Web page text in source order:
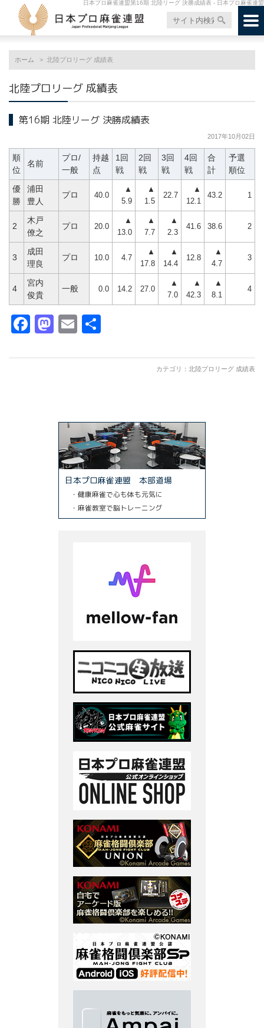
日本プロ麻雀連盟第16期 北陸リーグ 決勝成績表 - 日本プロ麻雀連盟
ホーム 北陸プロリーグ 成績表
北陸プロリーグ 成績表
第16期 北陸リーグ 決勝成績表
2017年10月02日
順
位
名前
プロ/
一般
持越
点
1回
戦
2回
戦
3回
戦
4回
戦
合
計
予選
順位
優
勝
浦田
豊人
プロ 40.0
▲
5.9
▲
1.5
22.7
▲
12.1
43.2 1
2
木戸
僚之
プロ 20.0
▲
13.0
▲
7.7
▲
2.3
41.6 38.6 2
3
成田
理良
プロ 10.0 4.7
▲
17.8
▲
14.4
12.8
▲
4.7
3
4
宮内
俊貴
一般 0.0 14.2 27.0
▲
7.0
▲
42.3
▲
8.1
4
Facebook
Mastodon
Email
カテゴリ： 北陸プロリーグ 成績表
日本プロ麻雀連盟 本部道場
・健康麻雀で心も体も元気に
・麻雀教室で脳トレーニング